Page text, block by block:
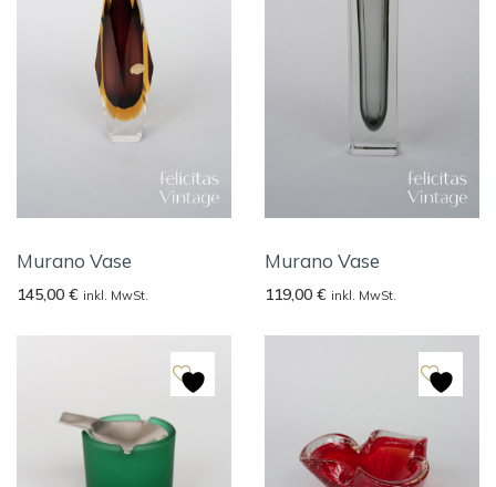
Murano Vase
145,00 € inkl. MwSt.
Murano Vase
119,00 € inkl. MwSt.